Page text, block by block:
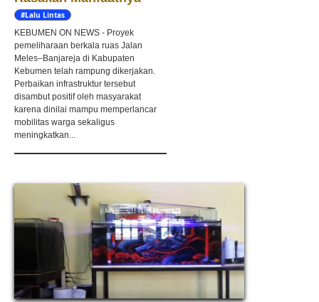
#Lalu Lintas
KEBUMEN ON NEWS - Proyek
pemeliharaan berkala ruas Jalan
Meles–Banjareja di Kabupaten
Kebumen telah rampung dikerjakan.
Perbaikan infrastruktur tersebut
disambut positif oleh masyarakat
karena dinilai mampu memperlancar
mobilitas warga sekaligus
meningkatkan...